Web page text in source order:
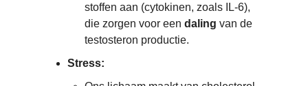
stoffen aan (cytokinen, zoals IL-6),
die zorgen voor een daling van de
testosteron productie.
Stress: